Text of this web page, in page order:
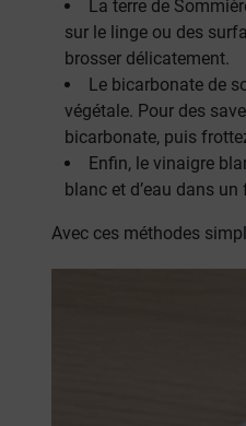
La terre de
sur le linge ou des
brosser délicatement.
Le bicarbonate de
végétale. Pour des
bicarbonate, puis
Enfin, le vinaigre
blanc et d’eau dans
Avec ces méthodes